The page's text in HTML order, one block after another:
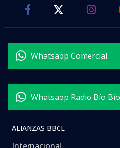
Whatsapp Comercial
Whatsapp Radio Bío Bío
ALIANZAS BBCL
Internacional